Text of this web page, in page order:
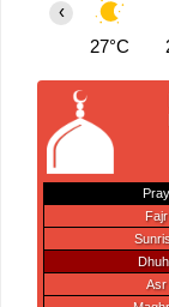
27°C
‹